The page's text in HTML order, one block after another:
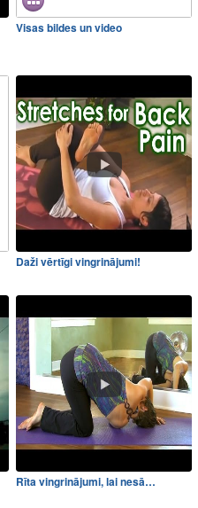
Visas bildes un video
Daži vērtīgi vingrinājumi!
Rīta vingrinājumi, lai nesā…